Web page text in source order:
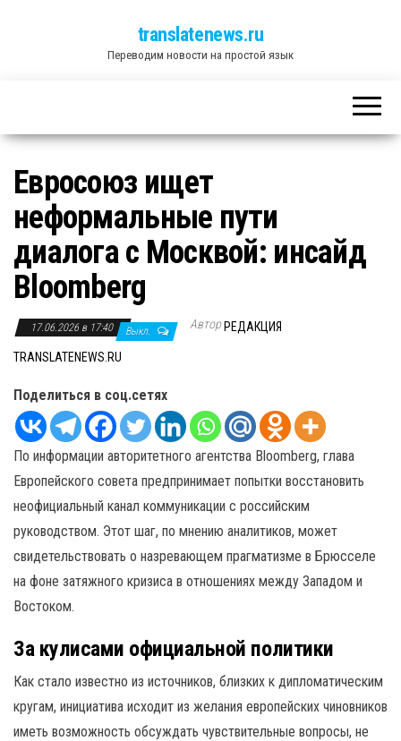
translatenews.ru
Переводим новости на простой язык
Евросоюз ищет
неформальные пути
диалога с Москвой: инсайд
Bloomberg
17.06.2026 в 17:40 Выкл. Автор РЕДАКЦИЯ
TRANSLATENEWS.RU
Поделиться в соц.сетях
По информации авторитетного агентства Bloomberg, глава
Европейского совета предпринимает попытки восстановить
неофициальный канал коммуникации с российским
руководством. Этот шаг, по мнению аналитиков, может
свидетельствовать о назревающем прагматизме в Брюсселе
на фоне затяжного кризиса в отношениях между Западом и
Востоком.
За кулисами официальной политики
Как стало известно из источников, близких к дипломатическим
кругам, инициатива исходит из желания европейских чиновников
иметь возможность обсуждать чувствительные вопросы, не